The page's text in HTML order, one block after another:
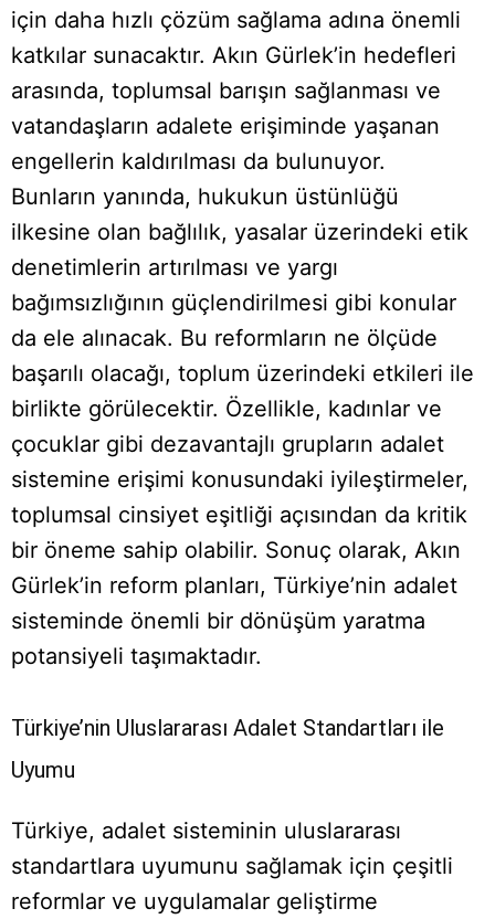
için daha hızlı çözüm sağlama adına önemli
katkılar sunacaktır. Akın Gürlek’in hedefleri
arasında, toplumsal barışın sağlanması ve
vatandaşların adalete erişiminde yaşanan
engellerin kaldırılması da bulunuyor.
Bunların yanında, hukukun üstünlüğü
ilkesine olan bağlılık, yasalar üzerindeki etik
denetimlerin artırılması ve yargı
bağımsızlığının güçlendirilmesi gibi konular
da ele alınacak. Bu reformların ne ölçüde
başarılı olacağı, toplum üzerindeki etkileri ile
birlikte görülecektir. Özellikle, kadınlar ve
çocuklar gibi dezavantajlı grupların adalet
sistemine erişimi konusundaki iyileştirmeler,
toplumsal cinsiyet eşitliği açısından da kritik
bir öneme sahip olabilir. Sonuç olarak, Akın
Gürlek’in reform planları, Türkiye’nin adalet
sisteminde önemli bir dönüşüm yaratma
potansiyeli taşımaktadır.
Türkiye’nin Uluslararası Adalet Standartları ile
Uyumu
Türkiye, adalet sisteminin uluslararası
standartlara uyumunu sağlamak için çeşitli
reformlar ve uygulamalar geliştirme